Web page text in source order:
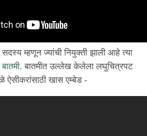
सदस्य म्हणून ज्यांची नियुक्ती झाली आहे त्या
बातमी. बातमीत उल्लेख केलेला लघुचित्रपट
खास एम्बेड -